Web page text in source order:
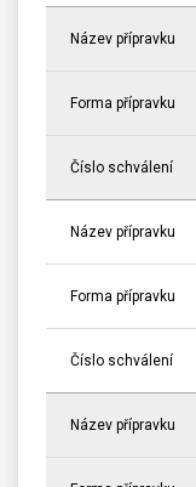
Název přípravku
Forma přípravku
Číslo schválení
Název přípravku
Forma přípravku
Číslo schválení
Název přípravku